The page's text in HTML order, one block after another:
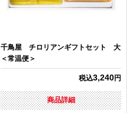
千鳥屋 チロリアンギフトセット 大
＜常温便＞
税込3,240円
商品詳細